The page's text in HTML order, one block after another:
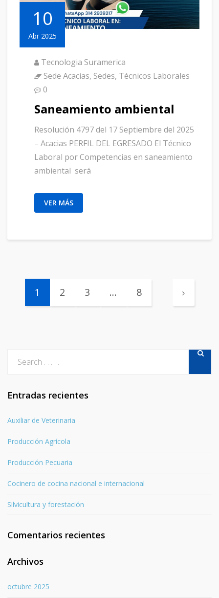
10
Abr 2025
Tecnologia Suramerica
Sede Acacias, Sedes, Técnicos Laborales
0
Saneamiento ambiental
Resolución 4797 del 17 Septiembre del 2025
– Acacias PERFIL DEL EGRESADO El Técnico
Laboral por Competencias en saneamiento
ambiental será
VER MÁS
1 2 3 … 8
Entradas recientes
Auxiliar de Veterinaria
Producción Agrícola
Producción Pecuaria
Cocinero de cocina nacional e internacional
Silvicultura y forestación
Comentarios recientes
Archivos
octubre 2025